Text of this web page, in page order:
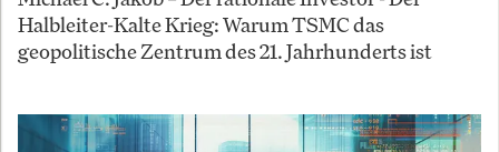
Halbleiter-Kalte Krieg: Warum TSMC das
geopolitische Zentrum des 21. Jahrhunderts ist